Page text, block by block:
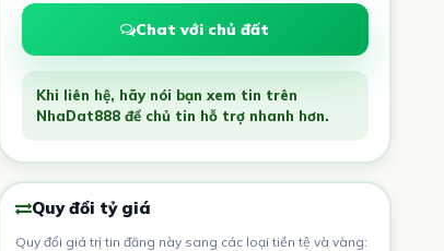
Chat với chủ đất
Khi liên hệ, hãy nói bạn xem tin trên
NhaDat888 để chủ tin hỗ trợ nhanh hơn.
Quy đổi tỷ giá
Quy đổi giá trị tin đăng này sang các loại tiền tệ và vàng: